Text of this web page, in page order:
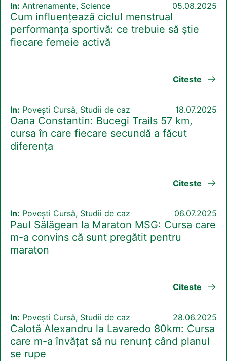
In: Antrenamente, Science 05.08.2025
Cum influențează ciclul menstrual
performanța sportivă: ce trebuie să știe
fiecare femeie activă
Citeste
In: Povești Cursă, Studii de caz 18.07.2025
Oana Constantin: Bucegi Trails 57 km,
cursa în care fiecare secundă a făcut
diferența
Citeste
In: Povești Cursă, Studii de caz 06.07.2025
Paul Sălăgean la Maraton MSG: Cursa care
m-a convins că sunt pregătit pentru
maraton
Citeste
In: Povești Cursă, Studii de caz 28.06.2025
Calotă Alexandru la Lavaredo 80km: Cursa
care m-a învățat să nu renunț când planul
se rupe